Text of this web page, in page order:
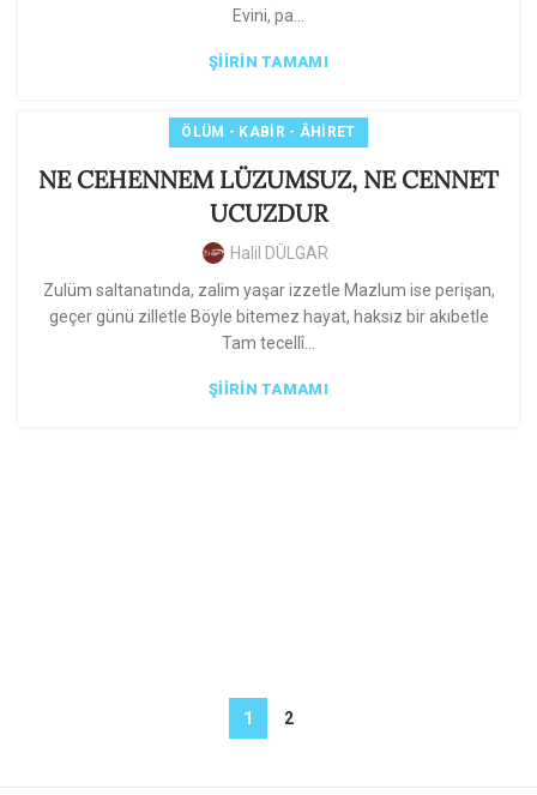
Evini, pa...
ŞIIRIN TAMAMI
ÖLÜM - KABIR - ÂHIRET
NE CEHENNEM LÜZUMSUZ, NE CENNET
UCUZDUR
Halil DÜLGAR
Zulüm saltanatında, zalim yaşar izzetle Mazlum ise perişan,
geçer günü zilletle Böyle bitemez hayat, haksız bir akıbetle
Tam tecellî...
ŞIIRIN TAMAMI
1 2